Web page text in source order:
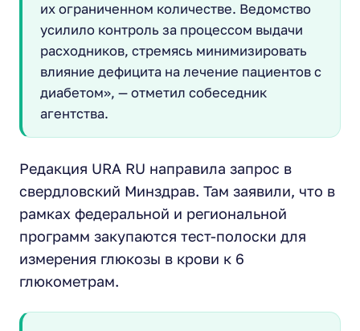
их ограниченном количестве. Ведомство
усилило контроль за процессом выдачи
расходников, стремясь минимизировать
влияние дефицита на лечение пациентов с
диабетом», — отметил собеседник
агентства.
Редакция URA RU направила запрос в
свердловский Минздрав. Там заявили, что в
рамках федеральной и региональной
программ закупаются тест-полоски для
измерения глюкозы в крови к 6
глюкометрам.